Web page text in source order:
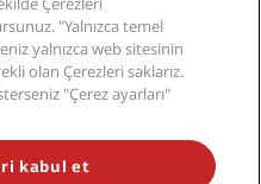
KAÇIRMAYIN
"Yalnızca temel
yalnızca web sitesinin
olan Çerezleri saklarız.
"Çerez ayarları"
kabul et